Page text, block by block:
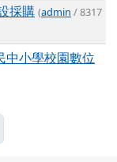
採購 (admin / 8317
中小學校園數位